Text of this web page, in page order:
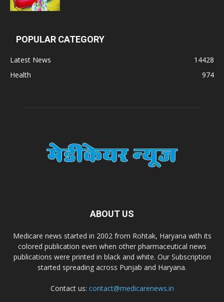
Digital Vision
Sat Jinda Kalyana Pharmacy
Carewell Ayurveda
Dr. Madhukar Pharmaceuticals (P) Ltd
Domagk Smith Labs Pvt Ltd
Diya Healthcare Private Limited
POPULAR CATEGORY
Latest News
14428
Health
974
ABOUT US
Medicare news started in 2002 from Rohtak, Haryana with its
colored publication even when other pharmaceutical news
publications were printed in black and white. Our Subscription
started spreading across Punjab and Haryana.
Contact us: contact@medicarenews.in